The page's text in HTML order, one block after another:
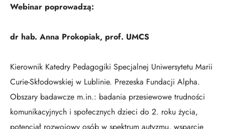
Webinar poprowadzą:
dr hab. Anna Prokopiak, prof. UMCS
Kierownik Katedry Pedagogiki Specjalnej Uniwersytetu Marii
Curie-Skłodowskiej w Lublinie. Prezeska Fundacji Alpha.
Obszary badawcze m.in.: badania przesiewowe trudności
komunikacyjnych i społecznych dzieci do 2. roku życia,
potencjał rozwojowy osób w spektrum autyzmu, wsparcie